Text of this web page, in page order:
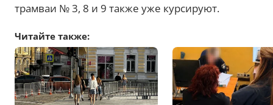
трамваи № 3, 8 и 9 также уже курсируют.
Читайте также: